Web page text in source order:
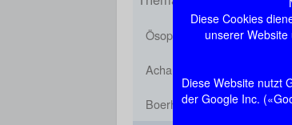
Diese Cookies
unserer
Diese Website nutzt
der Google Inc.
Ösophagusdivertikel
Achalasie
Boerhaave-Syndrom